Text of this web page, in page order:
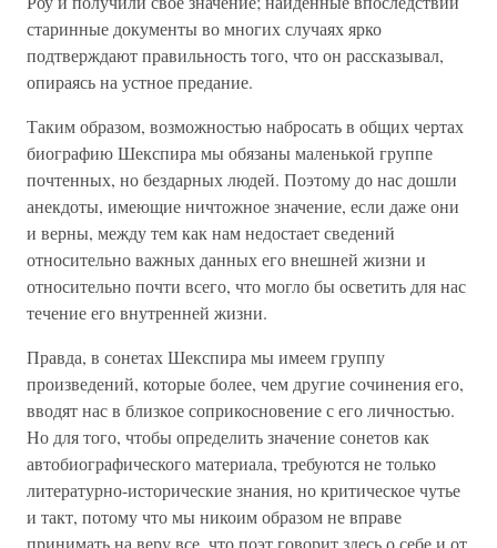
старинные документы во многих случаях ярко
подтверждают правильность того, что он рассказывал,
опираясь на устное предание.
Таким образом, возможностью набросать в общих чертах
биографию Шекспира мы обязаны маленькой группе
почтенных, но бездарных людей. Поэтому до нас дошли
анекдоты, имеющие ничтожное значение, если даже они
и верны, между тем как нам недостает сведений
относительно важных данных его внешней жизни и
относительно почти всего, что могло бы осветить для нас
течение его внутренней жизни.
Правда, в сонетах Шекспира мы имеем группу
произведений, которые более, чем другие сочинения его,
вводят нас в близкое соприкосновение с его личностью.
Но для того, чтобы определить значение сонетов как
автобиографического материала, требуются не только
литературно-исторические знания, но критическое чутье
и такт, потому что мы никоим образом не вправе
принимать на веру все, что поэт говорит здесь о себе и от